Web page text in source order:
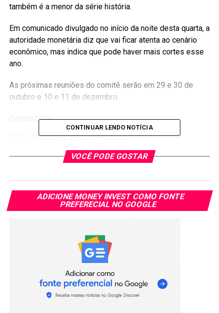
também é a menor da série história.
Em comunicado divulgado no início da noite desta quarta, a
autoridade monetária diz que vai ficar atenta ao cenário
econômico, mas indica que pode haver mais cortes esse
ano.
As próximas reuniões do comitê serão em 29 e 30 de
outubro e 10 e 11 de dezembro.
Compartilhar:
Copy
Link
WhatsApp
Twitter
Facebook
Reddit
Email
Metade dos Brasileiros vivem com menos de 500
reais mensais
CONTINUAR LENDO NOTÍCIA
VOCÊ PODE GOSTAR
ADICIONE MONEY INVEST COMO FONTE
PREFERECIAL NO GOOGLE